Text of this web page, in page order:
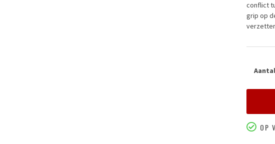
conflict
grip op
Aantal
OP